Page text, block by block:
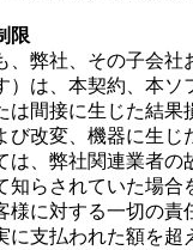
限
、弊社、その子会
）は、本契約、本
は間接に生じた結
び改変、機器に生
は、弊社関連業者
知らされていた場
様に対する一切の
に支払われた額を超